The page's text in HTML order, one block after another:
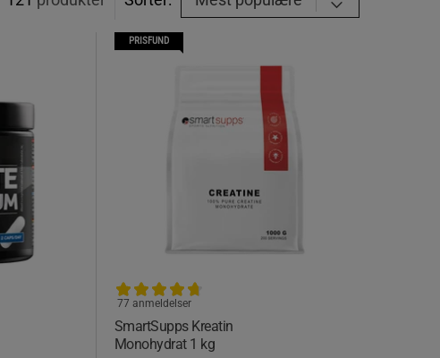
PRISFUND
SmartSupps Kreatin
Monohydrat 1 kg
77 anmeldelser